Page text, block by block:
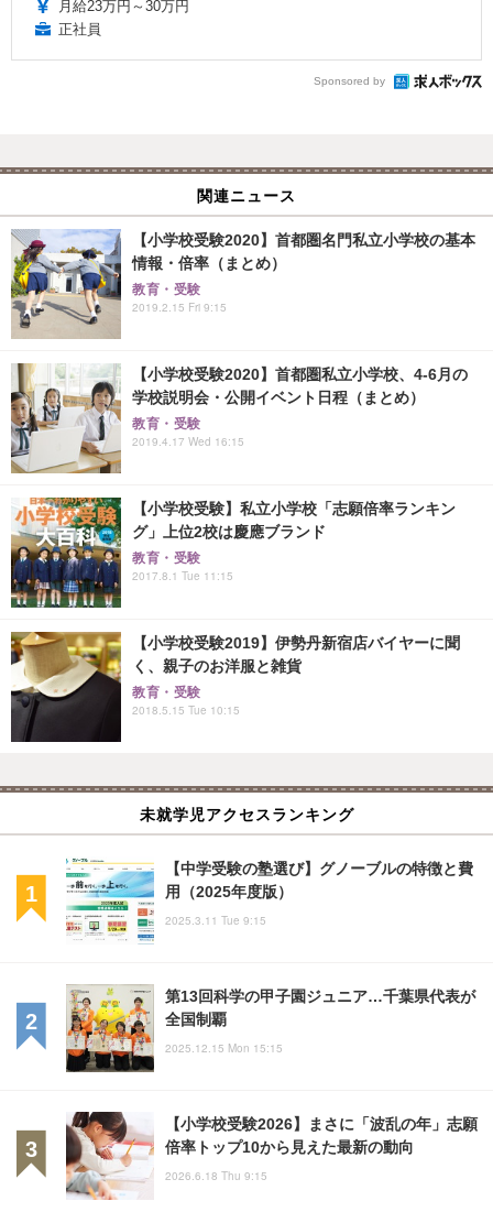
月給23万円～30万円
正社員
Sponsored by
関連ニュース
【小学校受験2020】首都圏名門私立小学校の基本
情報・倍率（まとめ）
教育・受験
2019.2.15 Fri 9:15
【小学校受験2020】首都圏私立小学校、4-6月の
学校説明会・公開イベント日程（まとめ）
教育・受験
2019.4.17 Wed 16:15
【小学校受験】私立小学校「志願倍率ランキン
グ」上位2校は慶應ブランド
教育・受験
2017.8.1 Tue 11:15
【小学校受験2019】伊勢丹新宿店バイヤーに聞
く、親子のお洋服と雑貨
教育・受験
2018.5.15 Tue 10:15
未就学児アクセスランキング
【中学受験の塾選び】グノーブルの特徴と費
用（2025年度版）
2025.3.11 Tue 9:15
第13回科学の甲子園ジュニア…千葉県代表が
全国制覇
2025.12.15 Mon 15:15
【小学校受験2026】まさに「波乱の年」志願
倍率トップ10から見えた最新の動向
2026.6.18 Thu 9:15